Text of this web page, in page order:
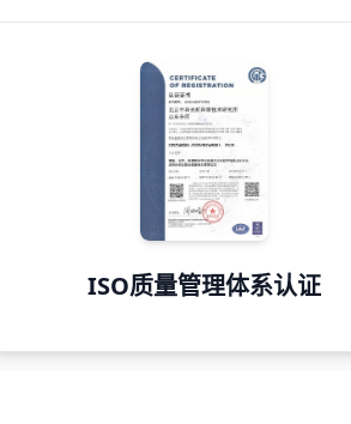
ISO质量管理体系认证